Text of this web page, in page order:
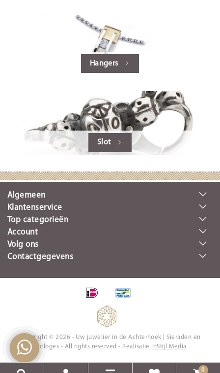
Hangers
Slot
Algemeen
Klantenservice
Top categorieën
Account
Volg ons
Contactgegevens
Copyright © 2026 - Uw juwelier in de Achterhoek | Sieraden en
Horloges - All rights reserved - Realisatie
InStijl Media
0